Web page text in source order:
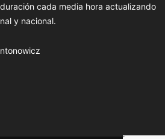
cada media hora actualizando
y nacional.